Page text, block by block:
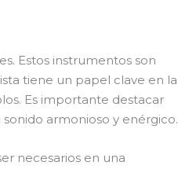
Estos instrumentos son
tiene un papel clave en la
Es importante destacar
armonioso y enérgico.
necesarios en una